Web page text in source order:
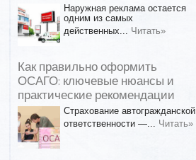
Наружная реклама остается
одним из самых
действенных... Читать»
Как правильно оформить
ОСАГО: ключевые нюансы и
практические рекомендации
Страхование автогражданской
ответственности —... Читать»